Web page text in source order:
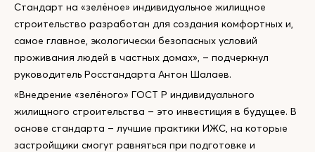
Стандарт на «зелёное» индивидуальное жилищное
строительство разработан для создания комфортных и,
самое главное, экологически безопасных условий
проживания людей в частных домах», – подчеркнул
руководитель Росстандарта Антон Шалаев.
«Внедрение «зелёного» ГОСТ Р индивидуального
жилищного строительства – это инвестиция в будущее. В
основе стандарта – лучшие практики ИЖС, на которые
застройщики смогут равняться при подготовке и